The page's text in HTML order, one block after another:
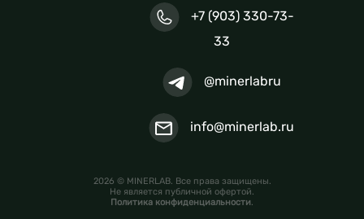
+7 (903) 330-73-
33
@minerlabru
info@minerlab.ru
2026 © MINERLAB. Все права защищены.
Не является публичной офертой.
Политика конфиденциальности.